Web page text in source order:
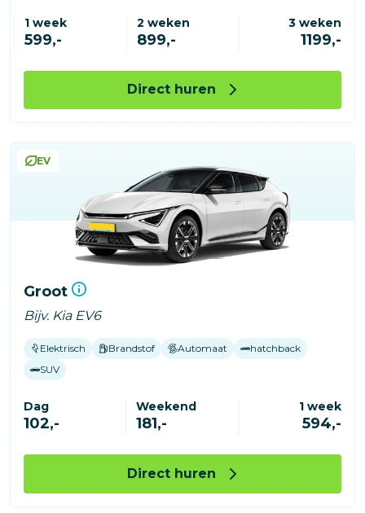
1 week
599,-
2 weken
899,-
3 weken
1199,-
Direct huren
EV
Groot
Bijv. Kia EV6
Elektrisch Brandstof Automaat
hatchback
SUV
Dag
102,-
Weekend
181,-
1 week
594,-
Direct huren